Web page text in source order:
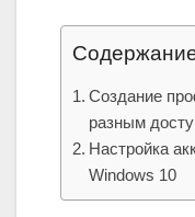
Создание
разным
Настройка
Windows 10